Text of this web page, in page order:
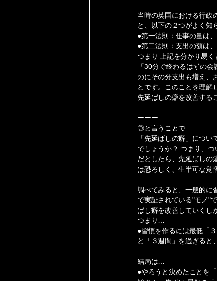
当時の英国における行政
と、以下の２つがよく知
●第一法則：仕事の量は
●第二法則：支出の額は
つまり 上記を分かり易く
「30分で終わるはずの
のにその分支出も増え、
とです。このことを理解
先延ばしの癖を改善する
ーーー
◎と言うことで…
「先延ばしの癖」につ
でしょうか？ つまり、
だとしたら、先延ばしの
は恐ろしく、生半可な覚
調べてみると、一般的に
で実証されている"モノ"
ばし癖を改善していくし
つまり…
●習慣を作るには最低「
と「３週間」を過ぎると
結局は…
●やろうと決めたことを